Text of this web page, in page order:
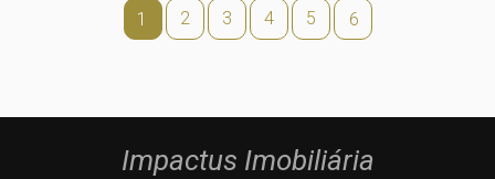
1 2 3 4 5 6
Impactus Imobiliária